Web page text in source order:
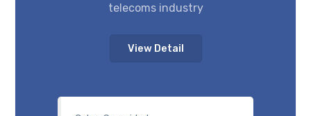
telecoms industry
View Detail